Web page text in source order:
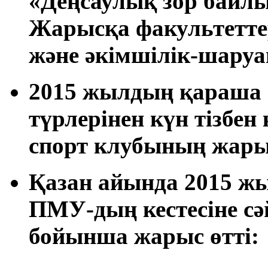
Жарысқа
және әкімшілік-
2015 жылдың қараша
түрлерінен күн
спорт клубының
Қазан айында 2015
ПМУ-дың кестесіне
бойынша жарыс өтті: